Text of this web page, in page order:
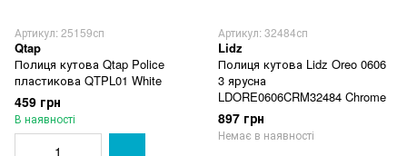
Артикул: 25159сп
Qtap
Полиця кутова Qtap Police
пластикова QTPL01 White
459 грн
В наявності
Артикул: 32484сп
Lidz
Полиця кутова Lidz Oreo 0606
3 ярусна
LDORE0606CRM32484 Chrome
897 грн
Немає в наявності